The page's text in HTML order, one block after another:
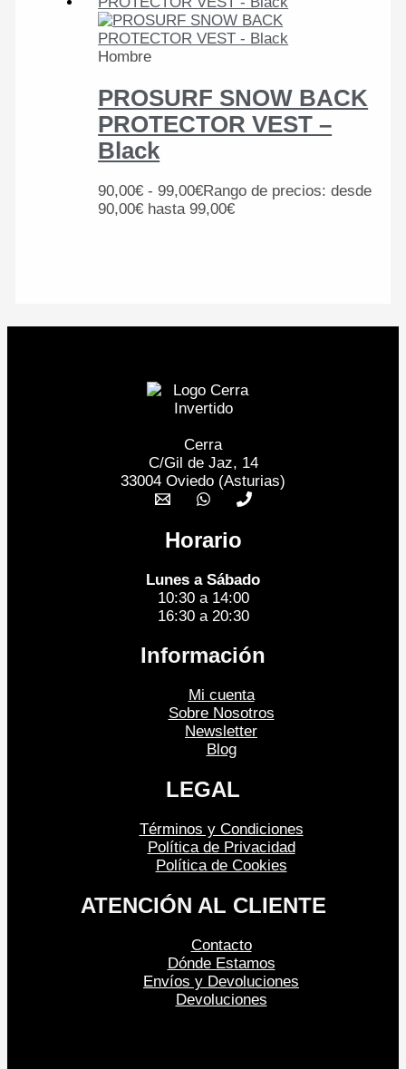
Hombre
PROSURF SNOW BACK
PROTECTOR VEST –
Black
90,00€ - 99,00€Rango de precios: desde
90,00€ hasta 99,00€
Cerra
C/Gil de Jaz, 14
33004 Oviedo (Asturias)
Horario
Lunes a Sábado
10:30 a 14:00
16:30 a 20:30
Información
Mi cuenta
Sobre Nosotros
Newsletter
Blog
LEGAL
Términos y Condiciones
Política de Privacidad
Política de Cookies
ATENCIÓN AL CLIENTE
Contacto
Dónde Estamos
Envíos y Devoluciones
Devoluciones